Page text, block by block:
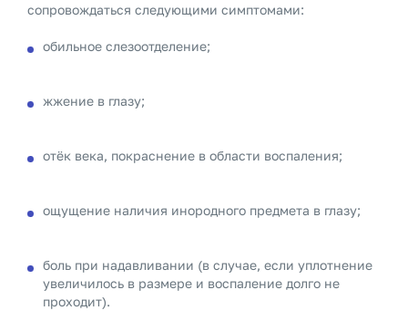
сопровождаться следующими симптомами:
обильное слезоотделение;
жжение в глазу;
отëк века, покраснение в области воспаления;
ощущение наличия инородного предмета в глазу;
боль при надавливании (в случае, если уплотнение
увеличилось в размере и воспаление долго не
проходит).